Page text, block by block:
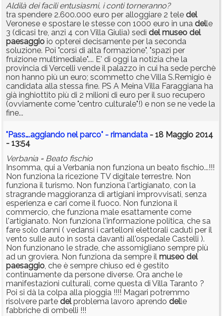
Aldilà dei facili entusiasmi, i conti torneranno?
tra spendere 2.600.000 euro per alloggiare 2 tele del
Veronese e spostare le stesse con 1000 euro in una delle
3 (dicasi tre, anzi 4 con Villa Giulia) sedi del museo del
paesaggio io opterei decisamente per la seconda
soluzione. Poi "corsi di alta formazione", "spazi per
fruizione multimediale".... E' di oggi la notizia che la
provincia di Vercelli vende il palazzo in cui ha sede perchè
non hanno più un euro; scommetto che Villa S.Remigio è
candidata alla stessa fine. PS A Meina Villa Faraggiana ha
già inghiottito più di 2 milioni di euro per il suo recupero
(ovviamente come "centro culturale"!) e non se ne vede la
fine...
"Pass….aggiando nel parco" - rimandata - 18 Maggio 2014
- 13:54
Verbania = Beato fischio
Insomma, qui a Verbania non funziona un beato fischio...!!!
Non funziona la ricezione TV digitale terrestre. Non
funziona il turismo. Non funziona l'artigianato, con la
stragrande maggioranza di artigiani improvvisati, senza
esperienza e cari come il fuoco. Non funziona il
commercio, che funziona male esattamente come
l'artigianato. Non funziona l'informazione politica, che sa
fare solo danni ( vedansi i cartelloni elettorali caduti per il
vento sulle auto in sosta davanti all'ospedale Castelli ).
Non funzionano le strade, che assomigliano sempre più
ad un groviera. Non funziona da sempre il museo del
paesaggio, che è sempre chiuso ed è gestito
continuamente da persone diverse. Ora anche le
manifestazioni culturali, come questa di Villa Taranto ?
Poi si dà la colpa alla pioggia !!!! Magari potremmo
risolvere parte delproblema lavoro aprendo delle
fabbriche di ombelli !!!